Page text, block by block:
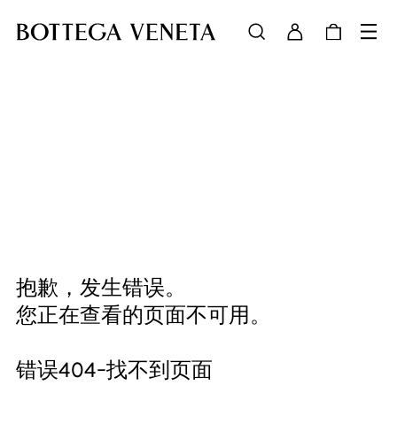
抱歉，发生错误。
您正在查看的页面不可用。
错误404-找不到页面